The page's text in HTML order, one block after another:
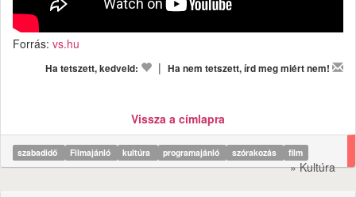
Forrás: vs.hu
Ha tetszett, kedveld: | Ha nem tetszett, írd meg miért nem!
Vissza a címlapra
szabadidő Filmajánló kultúra programajánló szórakozás film
» Kultúra